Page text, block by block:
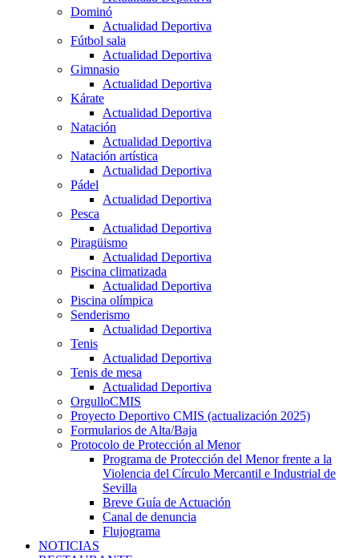
Dominó
Actualidad Deportiva
Fútbol sala
Actualidad Deportiva
Gimnasio
Actualidad Deportiva
Kárate
Actualidad Deportiva
Natación
Actualidad Deportiva
Natación artística
Actualidad Deportiva
Pádel
Actualidad Deportiva
Pesca
Actualidad Deportiva
Piragüismo
Actualidad Deportiva
Piscina climatizada
Actualidad Deportiva
Piscina olímpica
Senderismo
Actualidad Deportiva
Tenis
Actualidad Deportiva
Tenis de mesa
Actualidad Deportiva
OrgulloCMIS
Proyecto Deportivo CMIS (actualización 2025)
Formularios de Alta/Baja
Protocolo de Protección al Menor
Programa de Protección del Menor frente a la
Violencia del Círculo Mercantil e Industrial de
Sevilla
Breve Guía de Actuación
Canal de denuncia
Flujograma
NOTICIAS